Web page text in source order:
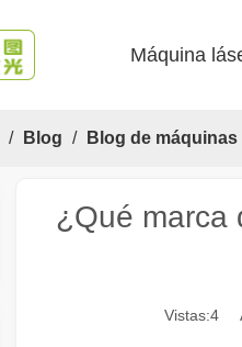
Máquina
/ Blog / Blog de
¿Qué marca
Vistas:4